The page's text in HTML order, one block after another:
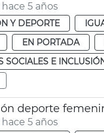
5 años
Y DEPORTE
EN PORTADA
SOCIALES E
deporte
5 años